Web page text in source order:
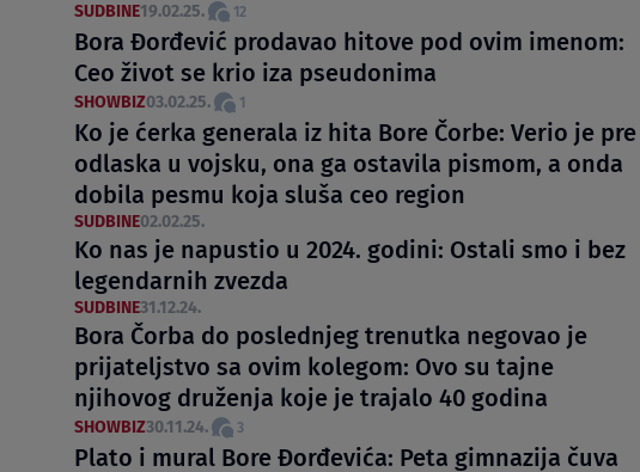
SUDBINE19.02.25. 12
Bora Đorđević prodavao hitove pod ovim imenom:
Ceo život se krio iza pseudonima
SHOWBIZ03.02.25. 1
Ko je ćerka generala iz hita Bore Čorbe: Verio je pre
odlaska u vojsku, ona ga ostavila pismom, a onda
dobila pesmu koja sluša ceo region
SUDBINE02.02.25.
Ko nas je napustio u 2024. godini: Ostali smo i bez
legendarnih zvezda
SUDBINE31.12.24.
Bora Čorba do poslednjeg trenutka negovao je
prijateljstvo sa ovim kolegom: Ovo su tajne
njihovog druženja koje je trajalo 40 godina
SHOWBIZ30.11.24. 3
Plato i mural Bore Đorđevića: Peta gimnazija čuva